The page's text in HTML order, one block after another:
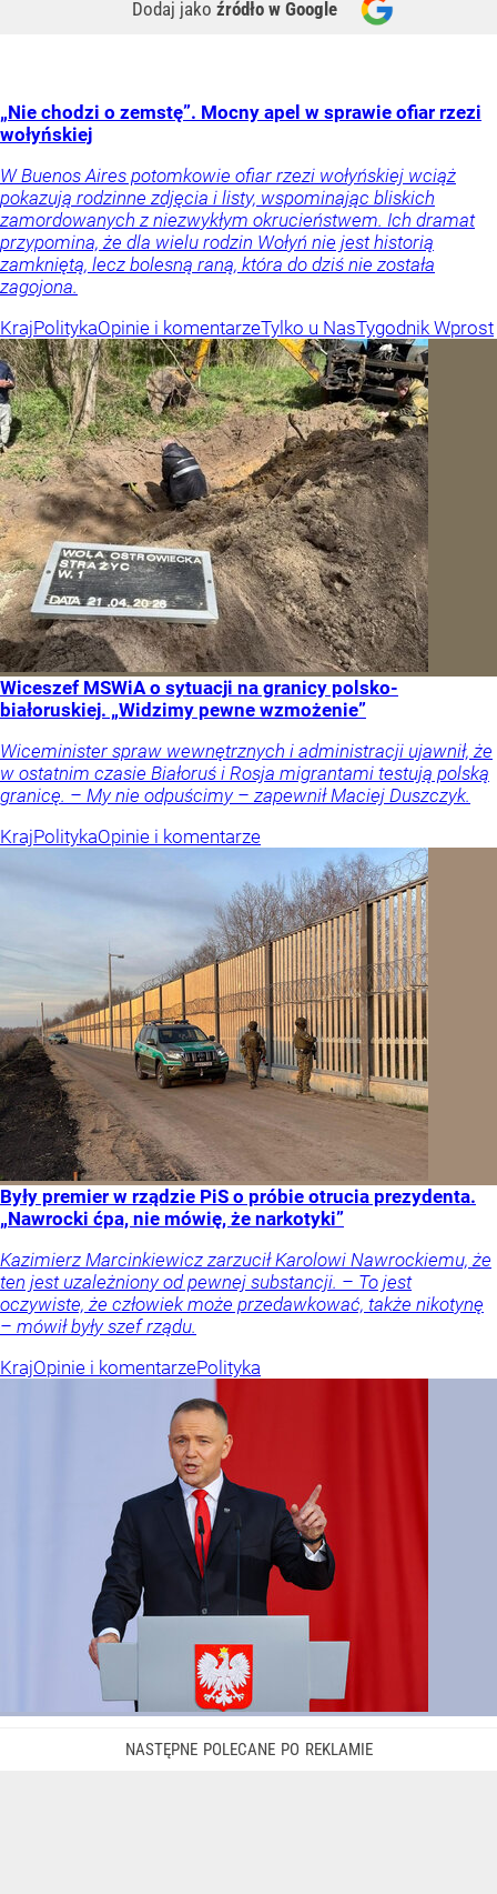
Dodaj jako źródło w Google
„Nie chodzi o zemstę”. Mocny apel w sprawie ofiar rzezi
wołyńskiej
W Buenos Aires potomkowie ofiar rzezi wołyńskiej wciąż
pokazują rodzinne zdjęcia i listy, wspominając bliskich
zamordowanych z niezwykłym okrucieństwem. Ich dramat
przypomina, że dla wielu rodzin Wołyń nie jest historią
zamkniętą, lecz bolesną raną, która do dziś nie została
zagojona.
KrajPolitykaOpinie i komentarzeTylko u NasTygodnik Wprost
Wiceszef MSWiA o sytuacji na granicy polsko-
białoruskiej. „Widzimy pewne wzmożenie”
Wiceminister spraw wewnętrznych i administracji ujawnił, że
w ostatnim czasie Białoruś i Rosja migrantami testują polską
granicę. – My nie odpuścimy – zapewnił Maciej Duszczyk.
KrajPolitykaOpinie i komentarze
Były premier w rządzie PiS o próbie otrucia prezydenta.
„Nawrocki ćpa, nie mówię, że narkotyki”
Kazimierz Marcinkiewicz zarzucił Karolowi Nawrockiemu, że
ten jest uzależniony od pewnej substancji. – To jest
oczywiste, że człowiek może przedawkować, także nikotynę
– mówił były szef rządu.
KrajOpinie i komentarzePolityka